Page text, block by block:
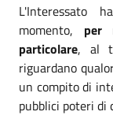
L'Interessato
momento, per
particolare, al
riguardano
un compito di
pubblici poteri